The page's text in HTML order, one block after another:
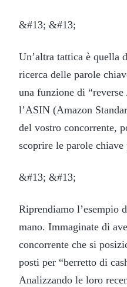
&#13; &#13;
Un’altra tattica è quella
ricerca delle parole
una funzione di
l’ASIN (Amazon
del vostro concorrente,
scoprire le parole
&#13; &#13;
Riprendiamo l’esempio
mano. Immaginate di
concorrente che si
posti per “berretto di
Analizzando le loro